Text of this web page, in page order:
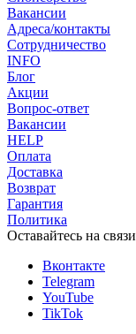
Вакансии
Адреса/контакты
Сотрудничество
INFO
Блог
Акции
Вопрос-ответ
Вакансии
HELP
Оплата
Доставка
Возврат
Гарантия
Политика
Оставайтесь на связи
Вконтакте
Telegram
YouTube
TikTok